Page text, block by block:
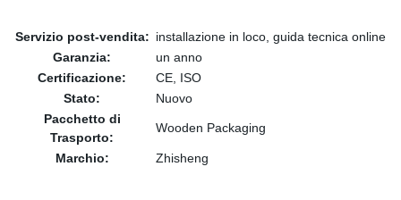
Servizio post-vendita: installazione in loco, guida tecnica online
Garanzia:
un anno
Certificazione:
CE, ISO
Stato:
Nuovo
Pacchetto di
Trasporto:
Wooden Packaging
Marchio: Zhisheng